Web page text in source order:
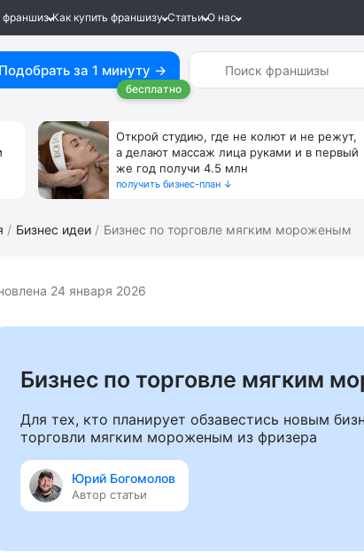
франшиз Как купить франшизу Статьи О нас
Подобрать за 1 минуту →
бесплатно
Открой студию, где не колют и не режут,
а делают массаж лица руками и в первый
же год получи 4.5 млн
получить бизнес-план ↓
Бизнес идеи Бизнес по торговле мягким мороженым
24 января 2026
Бизнес по торговле мягким
Для тех, кто планирует обзавестись новым
торговли мягким мороженым из фризера
Юрий Богомолов
Автор статьи